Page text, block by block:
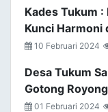
Kades Tukum :
Kunci Harmoni
10 Februari 2024
Desa Tukum
Gotong
01 Februari 2024